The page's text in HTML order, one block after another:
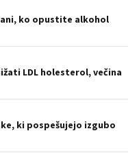
ko opustite alkohol
LDL holesterol, večina
ki pospešujejo izgubo